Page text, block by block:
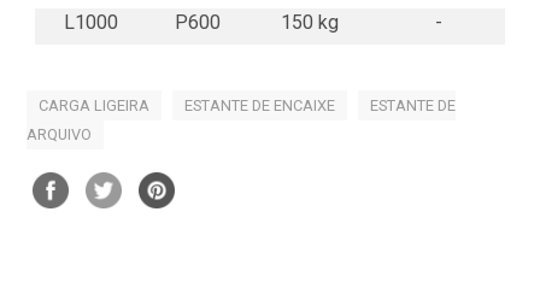
L1000
P600 150 kg -
CARGA LIGEIRA ESTANTE DE ENCAIXE
ESTANTE DE
ARQUIVO